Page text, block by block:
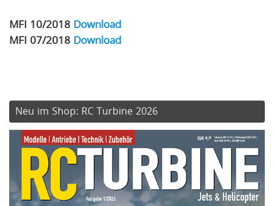
MFI 10/2018 Download
MFI 07/2018 Download
Neu im Shop: RC Turbine 2026